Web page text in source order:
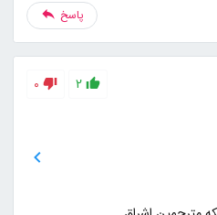
پاسخ
2
0